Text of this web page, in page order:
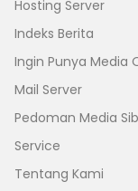
Hosting Server
Indeks Berita
Ingin Punya Media
Mail Server
Pedoman Media
Service
Tentang Kami